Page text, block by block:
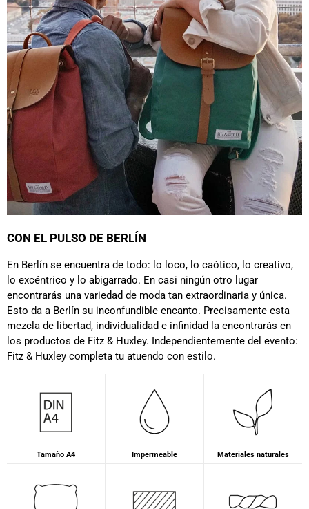
CON EL PULSO DE BERLÍN
En Berlín se encuentra de todo: lo loco, lo caótico, lo creativo,
lo excéntrico y lo abigarrado. En casi ningún otro lugar
encontrarás una variedad de moda tan extraordinaria y única.
Esto da a Berlín su inconfundible encanto. Precisamente esta
mezcla de libertad, individualidad e infinidad la encontrarás en
los productos de Fitz & Huxley. Independientemente del evento:
Fitz & Huxley completa tu atuendo con estilo.
Tamaño A4 Impermeable Materiales naturales